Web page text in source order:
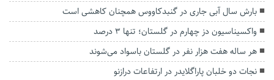
بارش‌ سال آبی جاری در گنبدکاووس همچنان کاهشی است
واکسیناسیون دز چهارم در گلستان؛ تنها 3 درصد
هر ساله هفت هزار نفر در گلستان باسواد می‌شوند
نجات دو خلبان پاراگلایدر در ارتفاعات درازنو